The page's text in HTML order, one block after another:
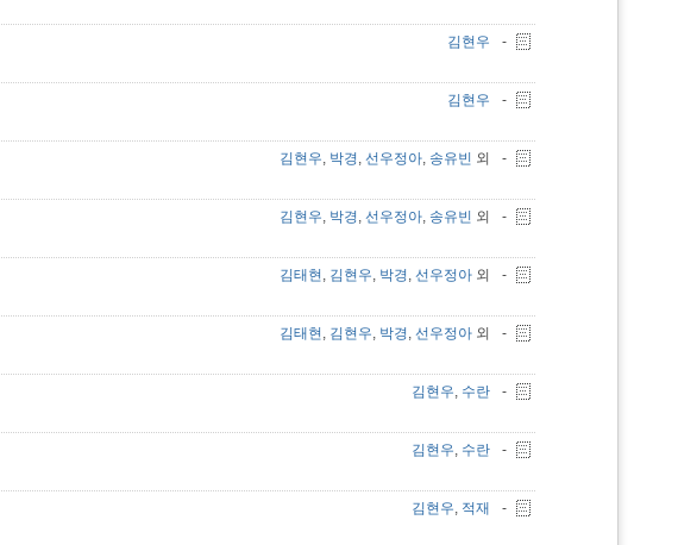
김현우 -
김현우 -
김현우, 박경, 선우정아, 송유빈 외 -
김현우, 박경, 선우정아, 송유빈 외 -
김태현 , 김현우, 박경, 선우정아 외 -
김태현 , 김현우, 박경, 선우정아 외 -
김현우, 수란 -
김현우, 수란 -
김현우, 적재 -